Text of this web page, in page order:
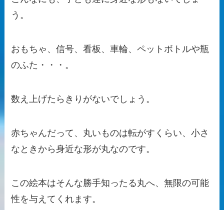
う。
おもちゃ、信号、看板、車輪、ペットボトルや瓶
のふた・・・。
数え上げたらきりがないでしょう。
赤ちゃんだって、丸いものは転がすくらい、小さ
なときから身近な形が丸なのです。
この絵本はそんな勝手知ったる丸へ、無限の可能
性を与えてくれます。